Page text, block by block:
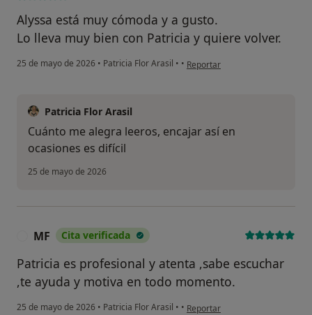
Alyssa está muy cómoda y a gusto.
Lo lleva muy bien con Patricia y quiere volver.
25 de mayo de 2026 • Patricia Flor Arasil • • en opinión del usuario Julie,
Reportar
Patricia Flor Arasil
Cuánto me alegra leeros, encajar así en
ocasiones es difícil
25 de mayo de 2026
MF Cita verificada
Patricia es profesional y atenta ,sabe escuchar
,te ayuda y motiva en todo momento.
25 de mayo de 2026 • Patricia Flor Arasil • • en opinión del usuario MF
Reportar